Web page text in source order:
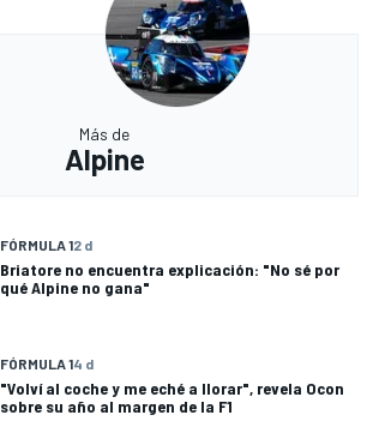
Más de
Alpine
FÓRMULA 12 d
Briatore no encuentra explicación: "No sé por
qué Alpine no gana"
FÓRMULA 14 d
"Volví al coche y me eché a llorar", revela Ocon
sobre su año al margen de la F1